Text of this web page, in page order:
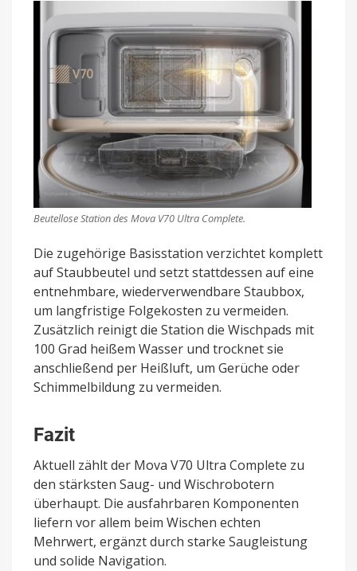
Beutellose Station des Mova V70 Ultra Complete.
Die zugehörige Basisstation verzichtet komplett
auf Staubbeutel und setzt stattdessen auf eine
entnehmbare, wiederverwendbare Staubbox,
um langfristige Folgekosten zu vermeiden.
Zusätzlich reinigt die Station die Wischpads mit
100 Grad heißem Wasser und trocknet sie
anschließend per Heißluft, um Gerüche oder
Schimmelbildung zu vermeiden.
Fazit
Aktuell zählt der Mova V70 Ultra Complete zu
den stärksten Saug- und Wischrobotern
überhaupt. Die ausfahrbaren Komponenten
liefern vor allem beim Wischen echten
Mehrwert, ergänzt durch starke Saugleistung
und solide Navigation.